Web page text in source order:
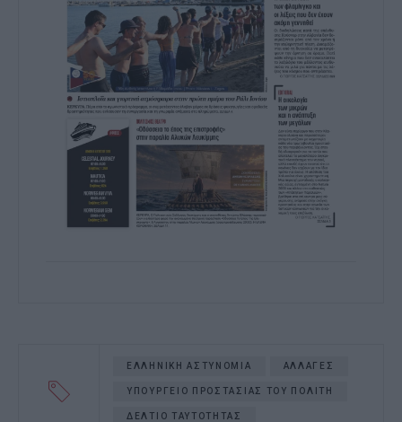
ΕΛΛΗΝΙΚΗ ΑΣΤΥΝΟΜΙΑ ΑΛΛΑΓΕΣ
ΥΠΟΥΡΓΕΙΟ ΠΡΟΣΤΑΣΙΑΣ ΤΟΥ ΠΟΛΙΤΗ
ΔΕΛΤΙΟ ΤΑΥΤΟΤΗΤΑΣ